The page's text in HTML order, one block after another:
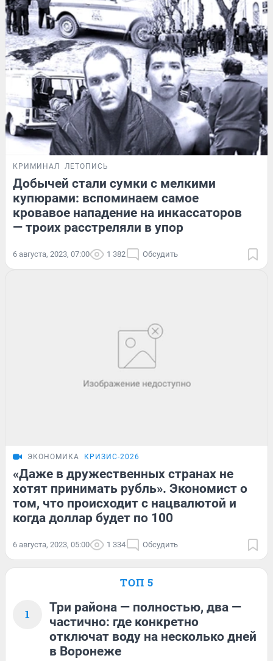
КРИМИНАЛ ЛЕТОПИСЬ
Добычей стали сумки с мелкими
купюрами: вспоминаем самое
кровавое нападение на инкассаторов
— троих расстреляли в упор
6 августа, 2023, 07:00 1 382 Обсудить
ЭКОНОМИКА КРИЗИС-2026
«Даже в дружественных странах не
хотят принимать рубль». Экономист о
том, что происходит с нацвалютой и
когда доллар будет по 100
6 августа, 2023, 05:00 1 334 Обсудить
ТОП 5
1
Три района — полностью, два —
частично: где конкретно
отключат воду на несколько дней
в Воронеже